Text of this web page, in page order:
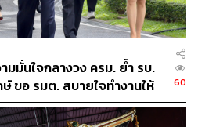
มมั่นใจกลางวง ครม. ย้ำ รบ.
ขอ รมต. สบายใจทำงานให้
ง
60